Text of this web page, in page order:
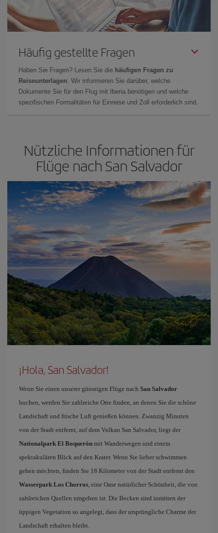
Häufig gestellte Fragen
Haben Sie Fragen? Lesen Sie die häufigen Fragen zu
Reiseunterlagen: Wir informieren Sie darüber, welche
Dokumente Sie für den Flug mit Iberia benötigen und welche
spezifischen Formalitäten für Einreise und Zoll erforderlich sind.
Nützliche Informationen für
Flüge nach San Salvador
¡Hola, San Salvador!
Wenn Sie einen unserer günstigen Flüge nach San Salvador
buchen, werden Sie zahlreiche Orte finden, an denen Sie die schöne
Landschaft und frische Luft genießen können. Zwanzig Minuten
von der Stadt entfernt, auf dem Vulkan San Salvador, liegt der
Nationalpark El Boquerón mit Wanderwegen und einem
spektakulären Blick auf den Krater. Wenn Sie lieber schwimmen
gehen möchten, finden Sie 18 Kilometer von der Stadt entfernt den
Wasserpark Los Chorros, eine Oase natürlicher Schönheit, die von
zahlreichen Quellen umgeben ist. Die Becken sind inmitten der
üppigen Vegetation so angelegt, dass der ursprüngliche Charme der
Landschaft erhalten bleibt.